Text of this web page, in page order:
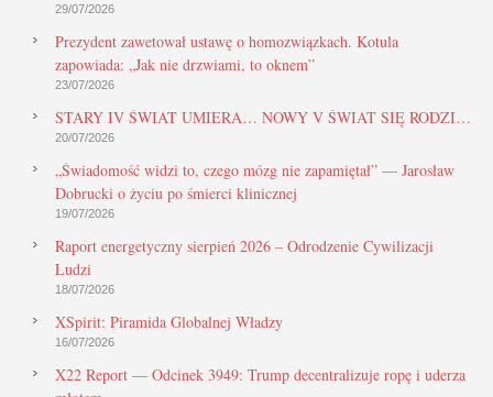
29/07/2026
Prezydent zawetował ustawę o homozwiązkach. Kotula
zapowiada: „Jak nie drzwiami, to oknem”
23/07/2026
STARY IV ŚWIAT UMIERA… NOWY V ŚWIAT SIĘ RODZI…
20/07/2026
„Świadomość widzi to, czego mózg nie zapamiętał” — Jarosław
Dobrucki o życiu po śmierci klinicznej
19/07/2026
Raport energetyczny sierpień 2026 – Odrodzenie Cywilizacji
Ludzi
18/07/2026
XSpirit: Piramida Globalnej Władzy
16/07/2026
X22 Report — Odcinek 3949: Trump decentralizuje ropę i uderza